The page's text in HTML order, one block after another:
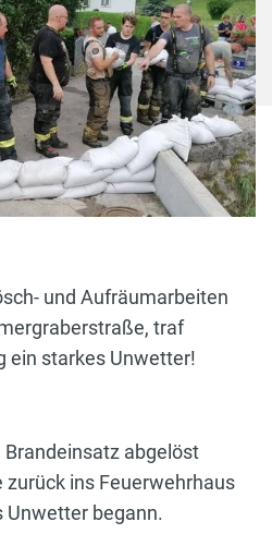
und Aufräumarbeiten
traf
ein starkes Unwetter!
abgelöst
ins Feuerwehrhaus
Unwetter begann.